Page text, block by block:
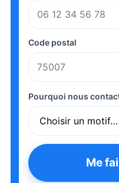
Code postal
Pourquoi nous
Me